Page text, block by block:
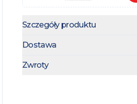
Szczegóły produktu
Dostawa
Zwroty